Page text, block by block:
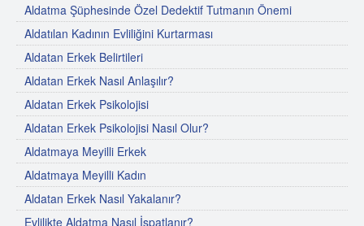
Aldatma Şüphesinde Özel Dedektif Tutmanın Önemi
Aldatılan Kadının Evliliğini Kurtarması
Aldatan Erkek Belirtileri
Aldatan Erkek Nasıl Anlaşılır?
Aldatan Erkek Psikolojisi
Aldatan Erkek Psikolojisi Nasıl Olur?
Aldatmaya Meyilli Erkek
Aldatmaya Meyilli Kadın
Aldatan Erkek Nasıl Yakalanır?
Evlilikte Aldatma Nasıl İspatlanır?